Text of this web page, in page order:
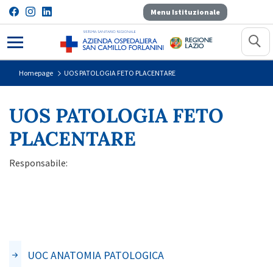
Menu Istituzionale
UOS PATOLOGIA FETO
Homepage UOS PATOLOGIA FETO PLACENTARE
UOS PATOLOGIA FETO
PLACENTARE
Responsabile:
UOC ANATOMIA PATOLOGICA